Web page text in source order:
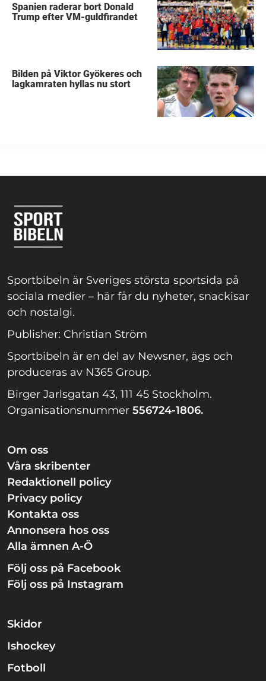
Spanien raderar bort Donald
Trump efter VM-guldfirandet
Bilden på Viktor Gyökeres och
lagkamraten hyllas nu stort
Sportbibeln är Sveriges största sportsida på
sociala medier – här får du nyheter, snackisar
och nostalgi.
Publisher: Christian Ström
Sportbibeln är en del av Newsner, ägs och
produceras av N365 Group.
Birger Jarlsgatan 43, 111 45 Stockholm.
Organisationsnummer 556724-1806.
Om oss
Våra skribenter
Redaktionell policy
Privacy policy
Kontakta oss
Annonsera hos oss
Alla ämnen A-Ö
Följ oss på Facebook
Följ oss på Instagram
Skidor
Ishockey
Fotboll